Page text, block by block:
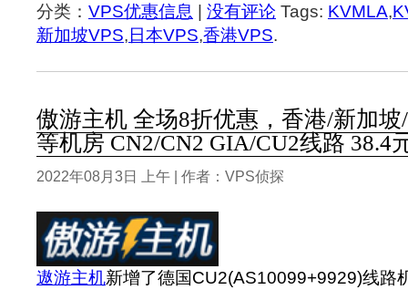
分类： VPS优惠信息 | 没有评论 Tags: KVMLA,
新加坡VPS,日本VPS,香港VPS.
傲游主机 全场8折优惠，香港/新加
等机房 CN2/CN2 GIA/CU2线路 38.4
2022年08月3日 上午 | 作者：VPS侦探
遨游主机新增了德国CU2(AS10099+9929)线路